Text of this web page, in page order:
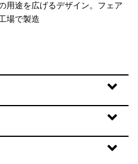
用途を広げるデザイン。フェア
場で製造